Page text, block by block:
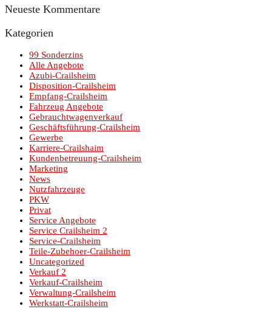
Neueste Kommentare
Kategorien
99 Sonderzins
Alle Angebote
Azubi-Crailsheim
Disposition-Crailsheim
Empfang-Crailsheim
Fahrzeug Angebote
Gebrauchtwagenverkauf
Geschäftsführung-Crailsheim
Gewerbe
Karriere-Crailshaim
Kundenbetreuung-Crailsheim
Marketing
News
Nutzfahrzeuge
PKW
Privat
Service Angebote
Service Crailsheim 2
Service-Crailsheim
Teile-Zubehoer-Crailsheim
Uncategorized
Verkauf 2
Verkauf-Crailsheim
Verwaltung-Crailsheim
Werkstatt-Crailsheim